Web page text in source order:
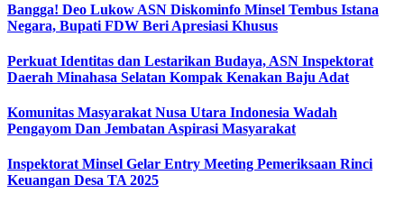
Bangga! Deo Lukow ASN Diskominfo Minsel Tembus Istana
Negara, Bupati FDW Beri Apresiasi Khusus‎
Perkuat Identitas dan Lestarikan Budaya, ASN Inspektorat
Daerah Minahasa Selatan Kompak Kenakan Baju Adat
Komunitas Masyarakat Nusa Utara Indonesia Wadah
Pengayom Dan Jembatan Aspirasi Masyarakat
Inspektorat Minsel Gelar Entry Meeting Pemeriksaan Rinci
Keuangan Desa TA 2025